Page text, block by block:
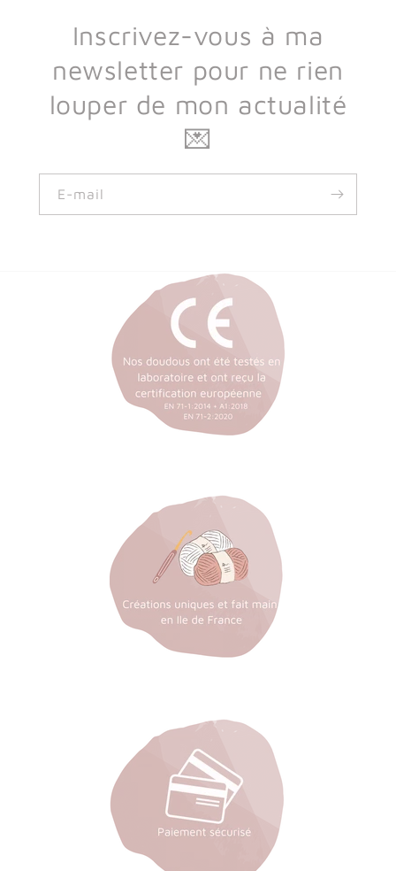
Inscrivez-vous à ma
newsletter pour ne rien
louper de mon actualité
💌
E-mail